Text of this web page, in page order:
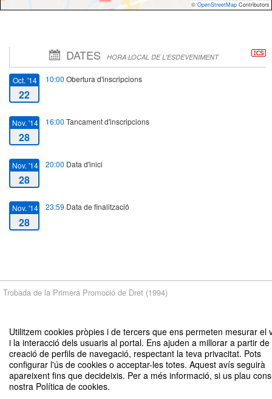
Utilitzem cookies pròpies i de tercers que ens permeten mesurar el
i la interacció dels usuaris al portal. Ens ajuden a millorar a partir de
creació de perfils de navegació, respectant la teva privacitat. Pots
configurar l'ús de cookies o acceptar-les totes. Aquest avís seguirà
apareixent fins que decideixis. Per a més informació, si us plau
nostra Política de cookies.
© OpenStreetMap Contributors
DATES HORA LOCAL DE L'ESDEVENIMENT
Oct. '14
22
10:00 Obertura d'inscripcions
Nov. '14
28
16:00 Tancament d'inscripcions
Nov. '14
28
20:00 Data d'inici
Nov. '14
28
23:59 Data de finalització
Trobada de la Primera Promoció de Dret (1994)
Avís legal| Contacte
Plataforma d'organització d'esdeveniments Symposium
Copyright © 2026